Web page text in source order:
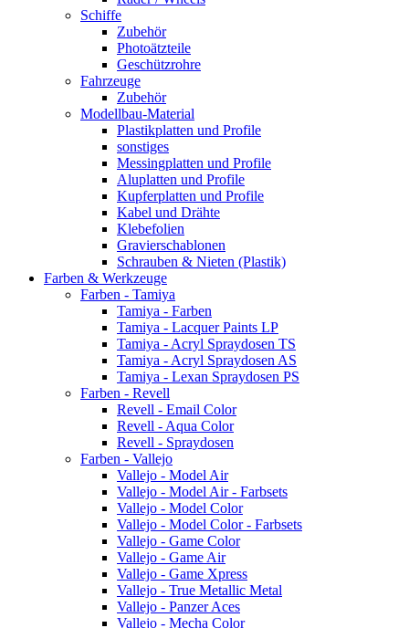
Schiffe
Zubehör
Photoätzteile
Geschützrohre
Fahrzeuge
Zubehör
Modellbau-Material
Plastikplatten und Profile
sonstiges
Messingplatten und Profile
Aluplatten und Profile
Kupferplatten und Profile
Kabel und Drähte
Klebefolien
Gravierschablonen
Schrauben & Nieten (Plastik)
Farben & Werkzeuge
Farben - Tamiya
Tamiya - Farben
Tamiya - Lacquer Paints LP
Tamiya - Acryl Spraydosen TS
Tamiya - Acryl Spraydosen AS
Tamiya - Lexan Spraydosen PS
Farben - Revell
Revell - Email Color
Revell - Aqua Color
Revell - Spraydosen
Farben - Vallejo
Vallejo - Model Air
Vallejo - Model Air - Farbsets
Vallejo - Model Color
Vallejo - Model Color - Farbsets
Vallejo - Game Color
Vallejo - Game Air
Vallejo - Game Xpress
Vallejo - True Metallic Metal
Vallejo - Panzer Aces
Vallejo - Mecha Color